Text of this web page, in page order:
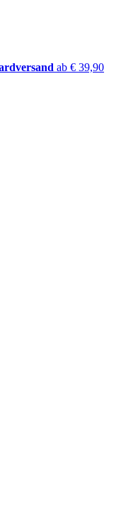
ab € 39,90